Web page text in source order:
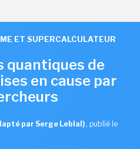
ET SUPERCALCULATEUR
quantiques de
en cause par
par Serge Leblal) , publié le